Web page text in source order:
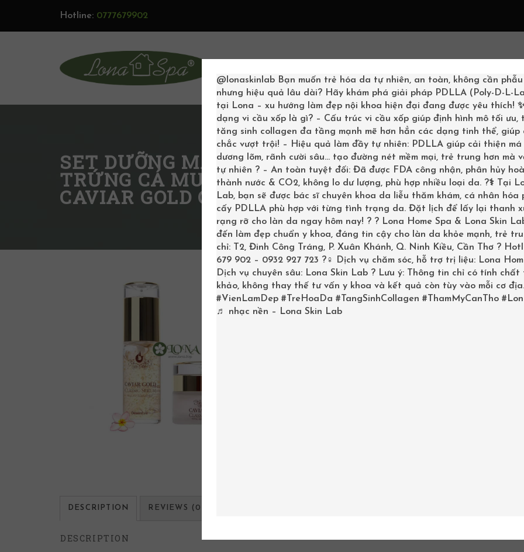
Hotline: 0777679902
SET DƯỠNG MẶT CHIẾT XUẤT
TRỨNG CÁ MUỐI DESEMBRE
CAVIAR GOLD CLASSIC
Trang chủ/ Mỹ phẩm
SET DƯỠNG MẶT CHIẾT XUẤT
CÁ MUỐI DESEMBRE CAVIAR
CLASSIC
1,900,000
DESCRIPTION REVIEWS (0)
DESCRIPTION
@lonaskinlabBạn muốn trẻ hóa da tự nhiên, an toàn, không cần
nhưng hiệu quả lâu dài? Hãy khám phá giải pháp PDLLA (Poly-D-L-
tại Lona – xu hướng làm đẹp nội khoa hiện đại đang được yêu thích!
dạng vi cầu xốp là gì? – Cấu trúc vi cầu xốp giúp định hình mô tối ưu,
tăng sinh collagen đa tầng mạnh mẽ hơn hẳn các dạng tinh thể, giúp
chắc vượt trội! – Hiệu quả làm đầy tự nhiên: PDLLA giúp cải thiện má
dương lõm, rãnh cười sâu… tạo đường nét mềm mại, trẻ trung hơn mà
tự nhiên ? – An toàn tuyệt đối: Đã được FDA công nhận, phân hủy
thành nước & CO2, không lo dư lượng, phù hợp nhiều loại da. ?‍⚕️ Tại
Lab, bạn sẽ được bác sĩ chuyên khoa da liễu thăm khám, cá nhân hóa
cấy PDLLA phù hợp với từng tình trạng da. Đặt lịch để lấy lại thanh
rạng rỡ cho làn da ngay hôm nay! ? ? Lona Home Spa & Lona Skin
đến làm đẹp chuẩn y khoa, đáng tin cậy cho làn da khỏe mạnh, trẻ
chỉ: T2, Đinh Công Tráng, P. Xuân Khánh, Q. Ninh Kiều, Cần Thơ ?
679 902 – 0932 927 723 ?‍♀️ Dịch vụ chăm sóc, hỗ trợ trị liệu: Lona
Dịch vụ chuyên sâu: Lona Skin Lab ? Lưu ý: Thông tin chỉ có tính chất
khảo, không thay thế tư vấn y khoa và kết quả còn tùy vào mỗi cơ
#VienLamDep #TreHoaDa #TangSinhCollagen #ThamMyCanTho
♬ nhạc nền – Lona Skin Lab